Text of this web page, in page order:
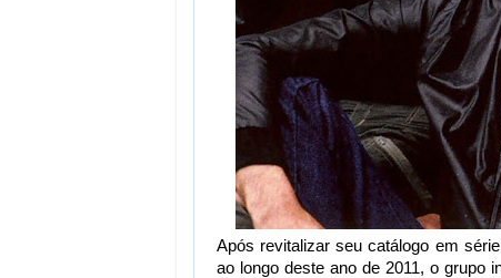
Após revitalizar seu catálogo em
ao longo deste ano de 2011, o grupo